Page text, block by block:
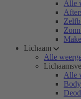
Alle
Lichaam
Alle
Alle